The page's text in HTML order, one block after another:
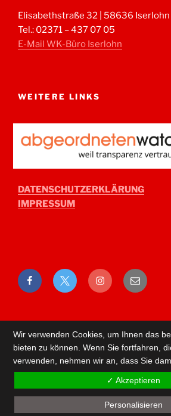
Elisabethstraße 32 | 58636 Iserlohn
Tel.: 02371 – 437 07 05
E-Mail WK-Büro Iserlohn
WEITERE LINKS
DATENSCHUTZERKLÄRUNG
IMPRESSUM
FacebookTwitter Instagram
E-
Mail
Wir verwenden Cookies, um Ihnen das
bieten zu können. Wenn Sie fortfahren,
verwenden, nehmen wir an, dass Sie
✓ Akzeptieren
Personalisieren